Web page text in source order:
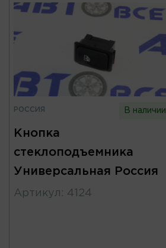
РОССИЯ В наличии
Кнопка
стеклоподъемника
Универсальная Россия
Артикул : 4124